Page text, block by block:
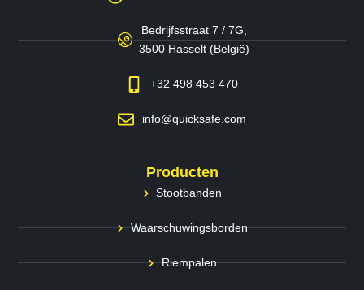
Bedrijfsstraat 7 / 7G,
3500 Hasselt (België)
+32 498 453 470
info@quicksafe.com
Producten
Stootbanden
Waarschuwingsborden
Riempalen